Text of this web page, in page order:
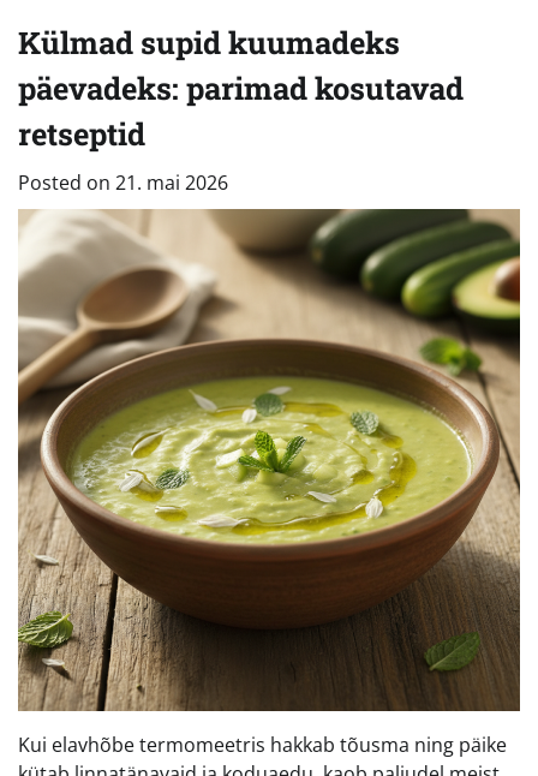
Külmad supid kuumadeks
päevadeks: parimad kosutavad
retseptid
Posted on 21. mai 2026
Kui elavhõbe termomeetris hakkab tõusma ning päike